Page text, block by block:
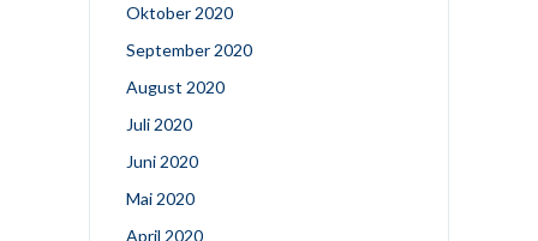
Oktober 2020
September 2020
August 2020
Juli 2020
Juni 2020
Mai 2020
April 2020